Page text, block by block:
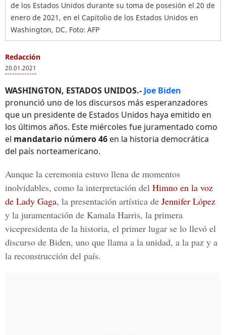
de los Estados Unidos durante su toma de posesión el 20 de
enero de 2021, en el Capitolio de los Estados Unidos en
Washington, DC. Foto: AFP
Redacción
20.01.2021
WASHINGTON, ESTADOS UNIDOS.- Joe Biden
pronunció uno de los discursos más esperanzadores
que un presidente de Estados Unidos haya emitido en
los últimos años. Este miércoles fue juramentado como
el mandatario número 46 en la historia democrática
del país norteamericano.
Aunque la ceremonia estuvo llena de momentos
inolvidables, como la interpretación del Himno en la voz
de Lady Gaga, la presentación artística de Jennifer López
y la juramentación de Kamala Harris, la primera
vicepresidenta de la historia, el primer lugar se lo llevó el
discurso de Biden, uno que llama a la unidad, a la paz y a
la reconstrucción del país.